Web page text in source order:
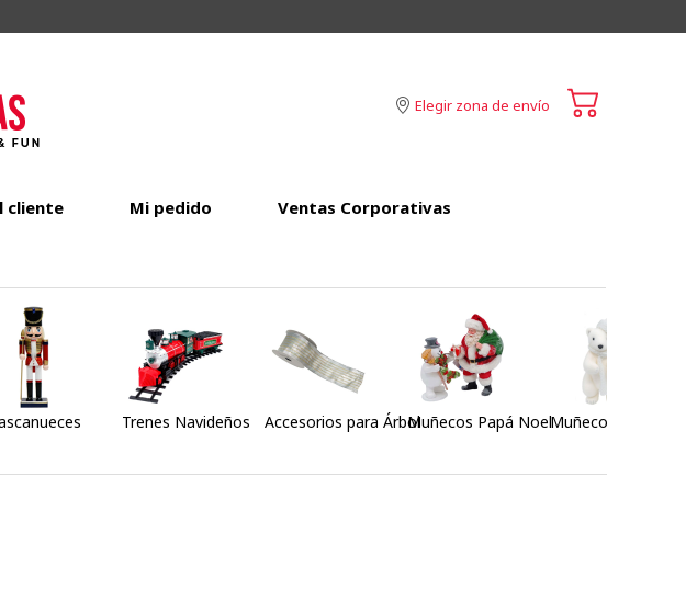
Elegir zona de envío
cliente Mi pedido Ventas Corporativas
Trenes Navideños Accesorios para ÁrbolMuñecos Papá NoelMuñecos Polares